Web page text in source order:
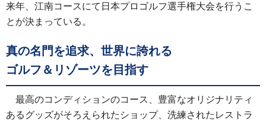
来年、江南コースにて日本プロゴルフ選手権大会を行うこ
とが決まっている。
真の名門を追求、世界に誇れる
ゴルフ＆リゾーツを目指す
最高のコンディションのコース、豊富なオリジナリティ
あるグッズがそろえられたショップ、洗練されたレストラ